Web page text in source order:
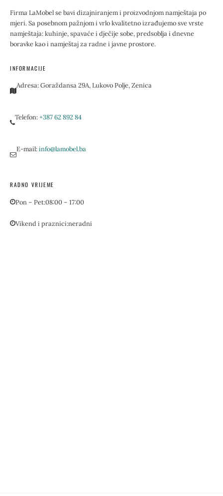
Firma LaMobel se bavi dizajniranjem i proizvodnjom namještaja po
mjeri. Sa posebnom pažnjom i vrlo kvalitetno izrađujemo sve vrste
namještaja: kuhinje, spavaće i dječije sobe, predsoblja i dnevne
boravke kao i namještaj za radne i javne prostore.
INFORMACIJE
Adresa:Goraždansa 29A, Lukovo Polje, Zenica
Telefon:+387 62 892 84
E-mail:info@lamobel.ba
RADNO VRIJEME
Pon – Pet:08:00 – 17:00
Vikend i praznici:neradni